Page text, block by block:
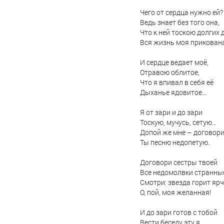
Чего от сердца нужно ей?
Ведь знает без того она,
Что к ней тоскою долгих
Вся жизнь моя
И сердце ведает моё,
Отравою облитое,
Что я впивал в себя её
Дыханье ядовитое...
Я от зари и до зари
Тоскую, мучусь, сетую...
Допой же мне – договори
Ты песню недопетую.
Договори сестры твоей
Все недомолвки
Смотри: звезда горит
О, пой, моя желанная!
И до зари готов с тобой